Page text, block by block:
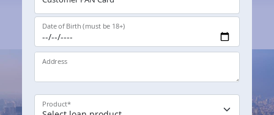
Date of Birth (must be 18+)
Address
Product*